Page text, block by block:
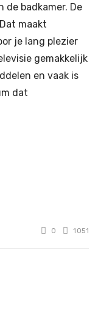
badkamer. De
maakt
je lang plezier
gemakkelijk
en vaak is
dat
0 1051